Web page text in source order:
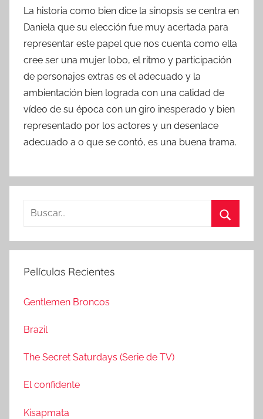
La historia como bien dice la sinopsis se centra en
Daniela que su elección fue muy acertada para
representar este papel que nos cuenta como ella
cree ser una mujer lobo, el ritmo y participación
de personajes extras es el adecuado y la
ambientación bien lograda con una calidad de
vídeo de su época con un giro inesperado y bien
representado por los actores y un desenlace
adecuado a o que se contó, es una buena trama.
s
a
:
u
Películas Recientes
Gentlemen Broncos
Brazil
The Secret Saturdays (Serie de TV)
El confidente
Kisapmata